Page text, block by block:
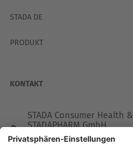
STADA DE
Lexikon
PRODUKT
KONTAKT
STADA Consumer Health &
STADAPHARM GmbH
Stadastraße 2-18
61118 Bad Vilbel